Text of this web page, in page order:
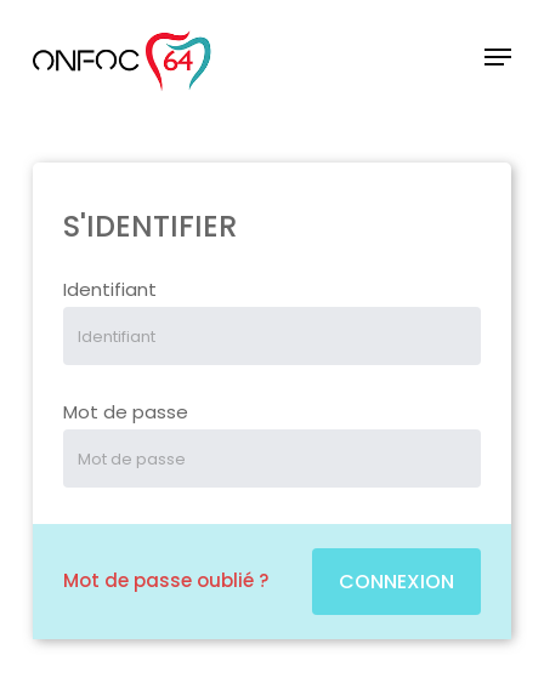
main
content
Menu
S'IDENTIFIER
Identifiant
Mot de passe
Mot de passe oublié ? CONNEXION
Close